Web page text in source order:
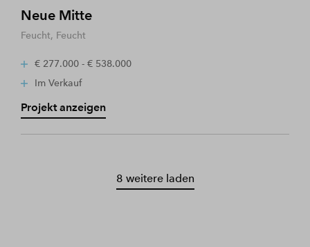
Neue Mitte
Feucht, Feucht
€ 277.000 - € 538.000
Im Verkauf
Projekt anzeigen
8 weitere laden